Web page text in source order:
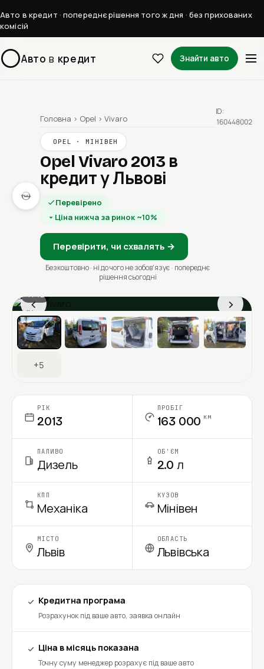
Авто в кредит · попереднє рішення того ж дня · без прихованих
комісій
Авто в кредит Знайти авто
Головна › Opel › Vivaro
OPEL · МІНІВЕН
Opel Vivaro 2013 в
кредит у Львові
Перевірено
Ціна нижча за ринок ~10%
Перевірити, чи схвалять →
Безкоштовно · ні до чого не зобовʼязує · попереднє
рішення сьогодні
ID:
160448002
‹ ›
1 / 12
Ціна в місяць
+5
РІК
2013
ПРОБІГ
163 000 км
ПАЛИВО
Дизель
ОБ'ЄМ
2.0 л
КПП
Механіка
КУЗОВ
Мінівен
МІСТО
Львів
ОБЛАСТЬ
Львівська
Кредитна програма
Розрахунок під ваше авто, заявка онлайн
Ціна в місяць показана
Точну суму менеджер розрахує під ваше авто